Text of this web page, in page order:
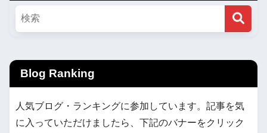
Blog Ranking
人気ブログ・ランキングに参加しています。記事を気
に入っていただけましたら、下記のバナーをクリック